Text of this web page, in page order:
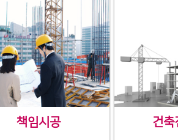
책임시공 건축